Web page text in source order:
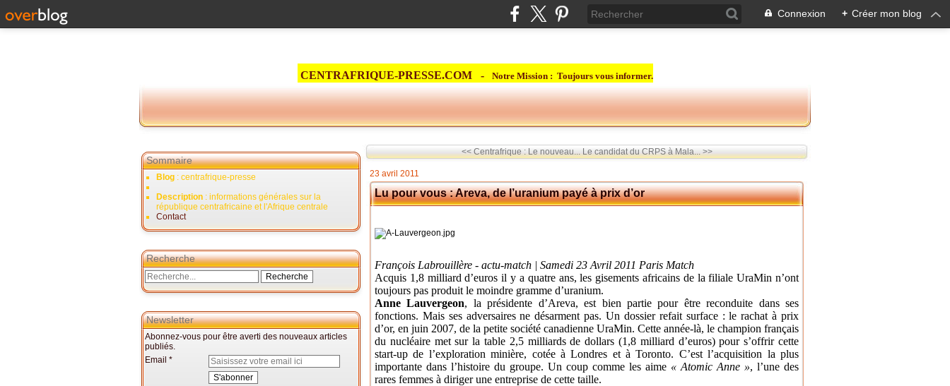
Connexion + Créer mon blog
CENTRAFRIQUE-PRESSE.COM - Notre Mission : Toujours vous informer.
Sommaire
Blog : centrafrique-presse
Description : informations générales sur la
république centrafricaine et l'Afrique centrale
Contact
Recherche
Newsletter
Abonnez-vous pour être averti des nouveaux articles
publiés.
Email
<< Centrafrique : Le nouveau... Le candidat du CRPS à Mala... >>
23 avril 2011
Lu pour vous : Areva, de l’uranium payé à prix d’or
François Labrouillère - actu-match | Samedi 23 Avril 2011 Paris Match
Acquis 1,8 milliard d’euros il y a quatre ans, les gisements africains de la filiale UraMin n’ont
toujours pas produit le moindre gramme d’uranium.
Anne Lauvergeon, la présidente d’Areva, est bien partie pour être reconduite dans ses
fonctions. Mais ses adversaires ne désarment pas. Un dossier refait surface : le rachat à prix
d’or, en juin 2007, de la petite société canadienne UraMin. Cette année-là, le champion français
du nucléaire met sur la table 2,5 milliards de dollars (1,8 milliard d’euros) pour s’offrir cette
start-up de l’exploration minière, cotée à Londres et à Toronto. C’est l’acquisition la plus
importante dans l’histoire du groupe. Un coup comme les aime « Atomic Anne », l’une des
rares femmes à diriger une entreprise de cette taille.